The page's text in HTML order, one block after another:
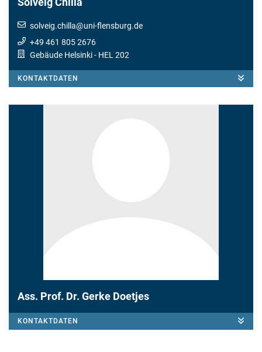
Solveig Chilla
solveig.chilla@uni-flensburg.de
+49 461 805 2676
Gebäude Helsinki- HEL 202
KONTAKTDATEN
Ass. Prof. Dr. Gerke Doetjes
KONTAKTDATEN